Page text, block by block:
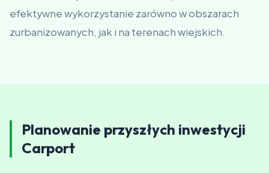
efektywne wykorzystanie zarówno w obszarach
zurbanizowanych, jak i na terenach wiejskich.
Planowanie przyszłych inwestycji
Carport